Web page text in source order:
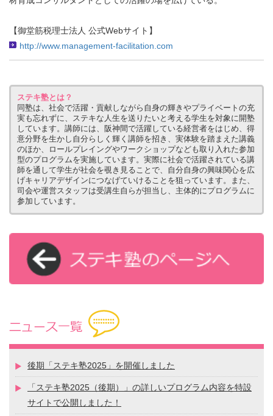
【御堂筋税理士法人 公式Webサイト】
http://www.management-facilitation.com
ステキ塾とは？
同塾は、社会で活躍・貢献しながら自身の輝きやプライベートの充
実も忘れずに、ステキな人生を送りたいと考える学生を対象に開塾
しています。講師には、阪神間で活躍している経営者をはじめ、得
意分野を生かし自分らしく輝く講師を招き、実体験を踏まえた講義
のほか、ロールプレイングやワークショップなども取り入れた参加
型のプログラムを実施しています。実際に社会で活躍されている講
師を通して学生が社会を覗き見ることで、自分自身の興味関心を広
げキャリアデザインにつなげていけることを狙っています。また、
司会や運営スタッフは受講生自らが担当し、主体的にプログラムに
参加しています。
後期「ステキ塾2025」を開催しました
「ステキ塾2025（後期）」の詳しいプログラム内容を特設
サイトで公開しました！